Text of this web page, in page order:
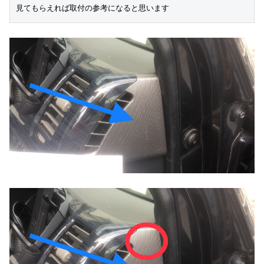
見てもらえれば取付の参考になると思います